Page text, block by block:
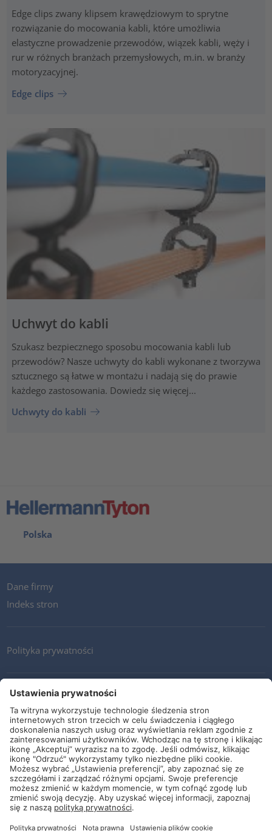
Edge clips zwany klipsem krawędziowym to sprytne
rozwiązanie do mocowania kabli, które umożliwia
elastyczne prowadzenie przewodów, wiązek kabli, węży i
rur w różnych branżach przemysłowych, m.in. w branży
motoryzacyjnej.
Edge clips
Uchwyt do kabli
Szukasz bezpiecznego sposobu mocowania kabli lub
przewodów? Nasze uchwyty do kabli wykonane z tworzywa
sztucznego są łatwe w montażu i nadają się do prawie
każdego zastosowania. Dowiedz się więcej...
Uchwyty do kabli
Polska
Dane firmy
Indeks stron
Polityka prywatności
Kontakt
Newsletter
Ogólne warunki i dostawy
Wytyczne i zobowiązania